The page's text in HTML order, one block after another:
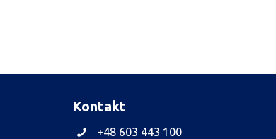
Kontakt
+48 603 443 100